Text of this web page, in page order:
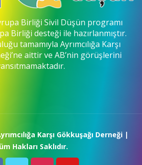
Birliği Sivil Düşün programı
Birliği desteği ile hazırlanmıştır.
tamamıyla Ayrımcılığa Karşı
aittir ve AB’nin görüşlerini
Karşı Gökkuşağı Derneği |
Hakları Saklıdır.